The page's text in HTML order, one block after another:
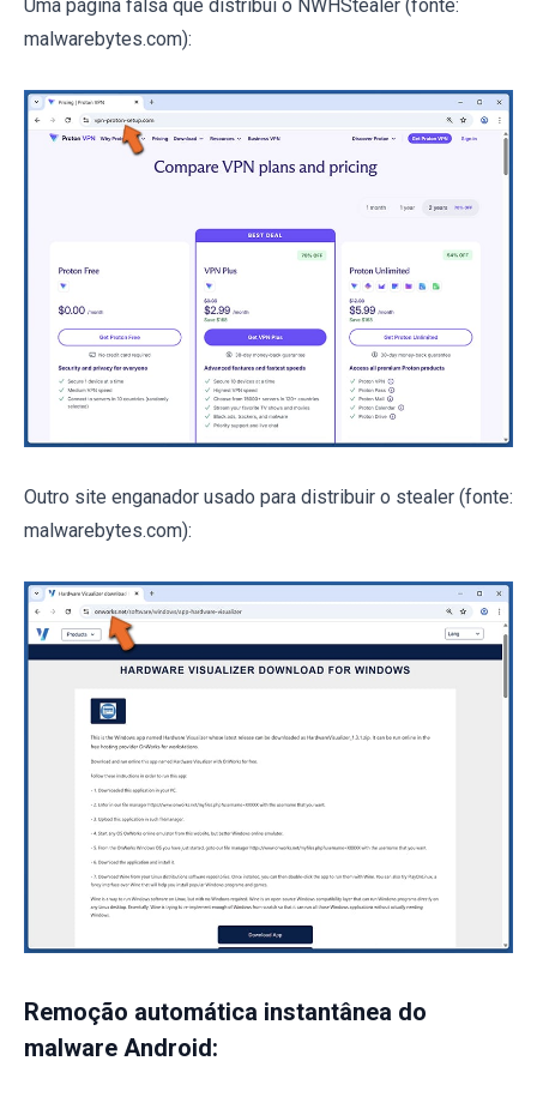
Uma página falsa que distribui o NWHStealer (fonte:
malwarebytes.com):
Outro site enganador usado para distribuir o stealer (fonte:
malwarebytes.com):
Remoção automática instantânea do
malware Android: